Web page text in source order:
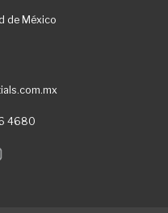
de México
4680